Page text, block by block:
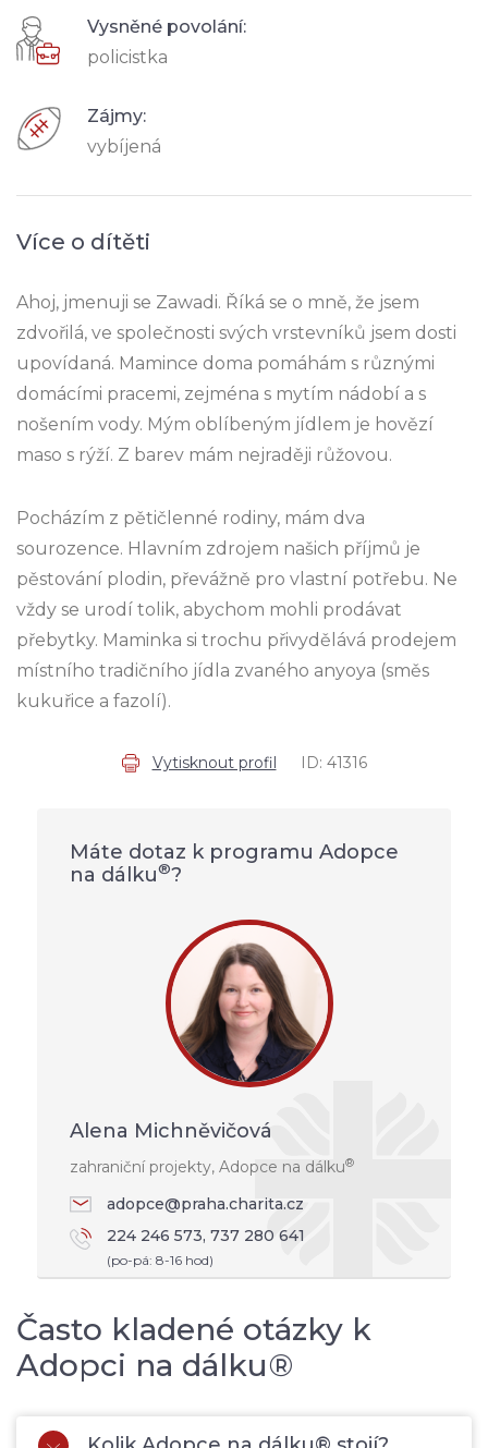
Vysněné povolání:
policistka
Zájmy:
vybíjená
Více o dítěti
Ahoj, jmenuji se Zawadi. Říká se o mně, že jsem
zdvořilá, ve společnosti svých vrstevníků jsem dosti
upovídaná. Mamince doma pomáhám s různými
domácími pracemi, zejména s mytím nádobí a s
nošením vody. Mým oblíbeným jídlem je hovězí
maso s rýží. Z barev mám nejraději růžovou.
Pocházím z pětičlenné rodiny, mám dva
sourozence. Hlavním zdrojem našich příjmů je
pěstování plodin, převážně pro vlastní potřebu. Ne
vždy se urodí tolik, abychom mohli prodávat
přebytky. Maminka si trochu přivydělává prodejem
místního tradičního jídla zvaného anyoya (směs
kukuřice a fazolí).
Vytisknout profil ID: 41316
Máte dotaz k programu Adopce
na dálku®?
Alena Michněvičová
zahraniční projekty, Adopce na dálku®
adopce@praha.charita.cz
224 246 573, 737 280 641
(po-pá: 8-16 hod)
Často kladené otázky k
Adopci na dálku®